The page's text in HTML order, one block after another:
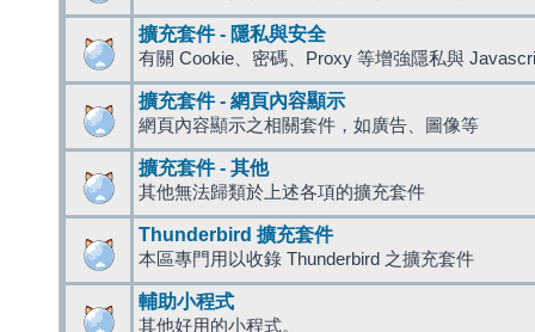
擴充套件 - 隱私與安全
有關 Cookie、密碼、Proxy 等增強隱私與
擴充套件 - 網頁內容顯示
網頁內容顯示之相關套件，如廣告、圖像等
擴充套件 - 其他
其他無法歸類於上述各項的擴充套件
Thunderbird 擴充套件
本區專門用以收錄 Thunderbird 之擴充套件
輔助小程式
其他好用的小程式。